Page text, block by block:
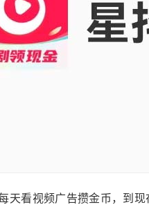
天看视频广告攒金币，到